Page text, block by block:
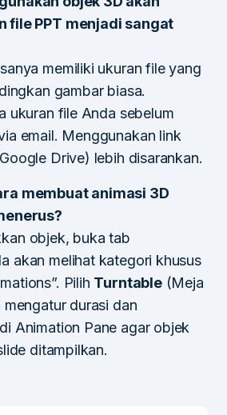
file PPT menjadi sangat
memiliki ukuran file yang
gambar biasa.
ukuran file Anda sebelum
email. Menggunakan link
Drive) lebih disarankan.
membuat animasi 3D
objek, buka tab
akan melihat kategori khusus
Pilih Turntable(Meja
durasi dan
Animation Pane agar objek
ditampilkan.